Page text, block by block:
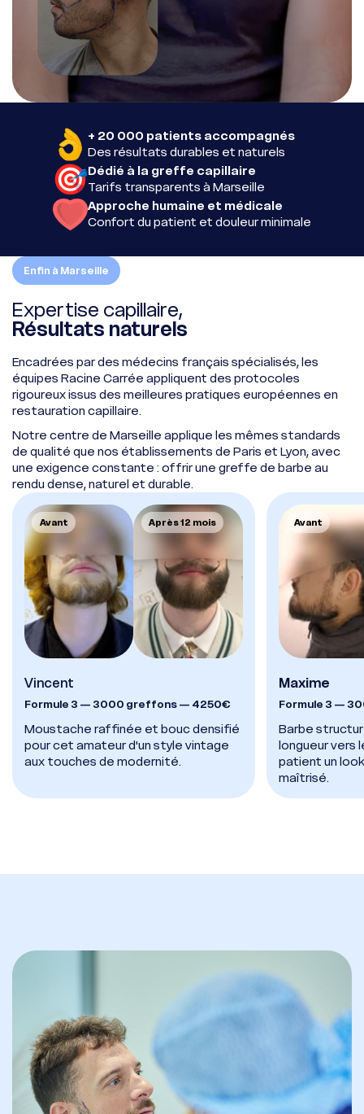
+ 20 000 patients accompagnés
Des résultats durables et naturels
Dédié à la greffe capillaire
Tarifs transparents à Marseille
Approche humaine et médicale
Confort du patient et douleur minimale
Enfin à Marseille
Expertise capillaire,
Résultats naturels
Encadrées par des médecins français spécialisés, les
équipes Racine Carrée appliquent des protocoles
rigoureux issus des meilleures pratiques européennes en
restauration capillaire.
Notre centre de Marseille applique les mêmes standards
de qualité que nos établissements de Paris et Lyon, avec
une exigence constante : offrir une greffe de barbe au
rendu dense, naturel et durable.
Avant Après 12 mois
Vincent
Formule 3 — 3000 greffons — 4250€
Moustache raffinée et bouc densifié
pour cet amateur d'un style vintage
aux touches de modernité.
Avant
Maxime
Formule 3 —
Barbe
longueur vers
patient un
maîtrisé.